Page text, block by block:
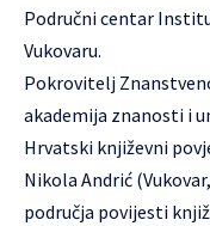
Područni centar
Vukovaru.
Pokrovitelj
akademija znanosti i
Hrvatski književni
Nikola Andrić
područja povijesti